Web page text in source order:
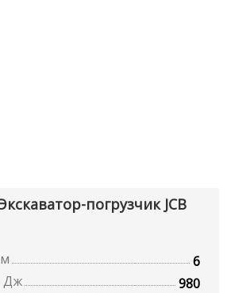
погрузчик JCB
6
Дж
980